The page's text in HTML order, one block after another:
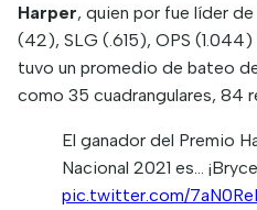
Harper, quien por fue líder de
(42), SLG (.615), OPS
tuvo un promedio de bateo
como 35 cuadrangulares, 84
El ganador del Premio
Nacional 2021 es…
pic.twitter.com/